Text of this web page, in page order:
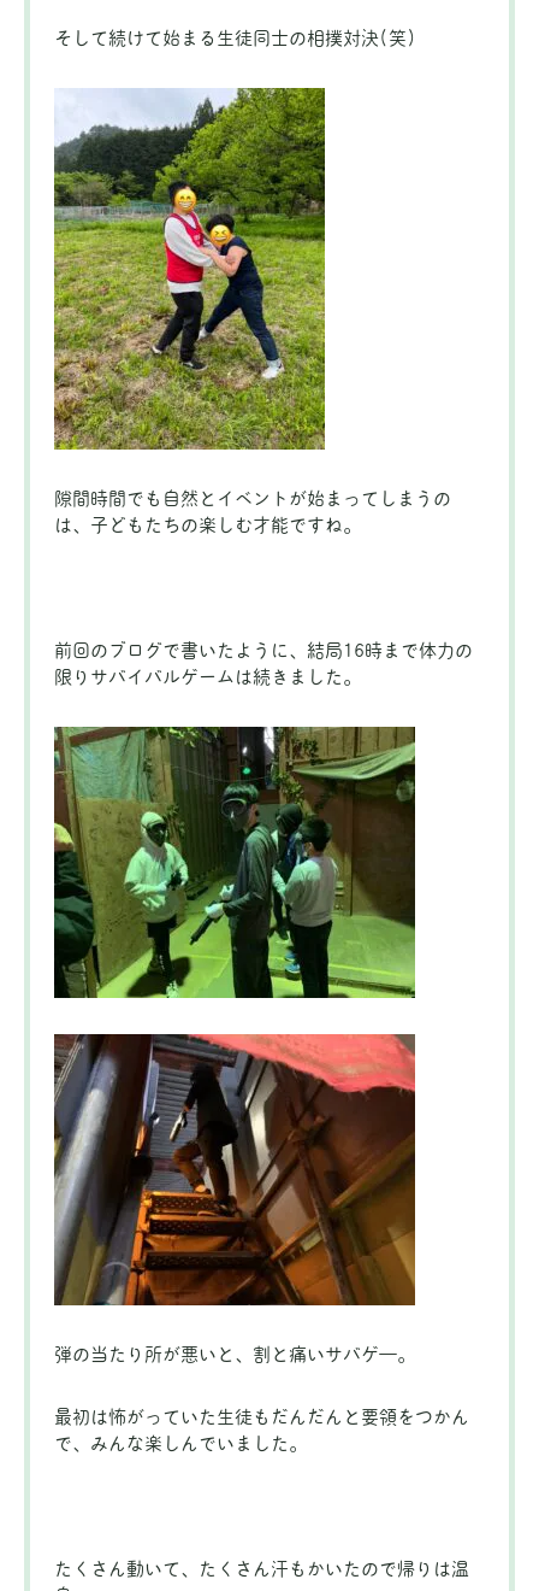
そして続けて始まる生徒同士の相撲対決(笑)
隙間時間でも自然とイベントが始まってしまうの
は、子どもたちの楽しむ才能ですね。
前回のブログで書いたように、結局16時まで体力の
限りサバイバルゲームは続きました。
弾の当たり所が悪いと、割と痛いサバゲ―。
最初は怖がっていた生徒もだんだんと要領をつかん
で、みんな楽しんでいました。
たくさん動いて、たくさん汗もかいたので帰りは温